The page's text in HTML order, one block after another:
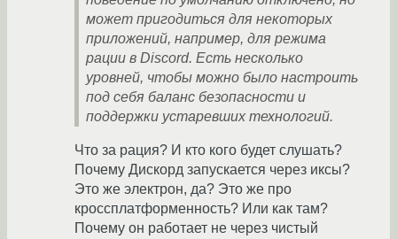
может пригодиться для некоторых
приложений, например, для режима
рации в Discord. Есть несколько
уровней, чтобы можно было настроить
под себя баланс безопасности и
поддержки устаревших технологий.
Что за рация? И кто кого будет слушать?
Почему Дискорд запускается через иксы?
Это же электрон, да? Это же про
кроссплатформенность? Или как там?
Почему он работает не через чистый